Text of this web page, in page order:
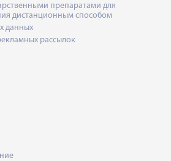
препаратами для
дистанционным способом
данных
рассылок